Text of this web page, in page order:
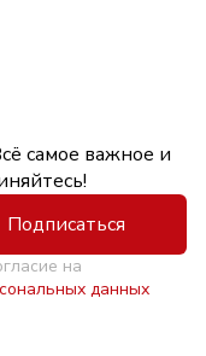
самое важное и
Подписаться
на
данных